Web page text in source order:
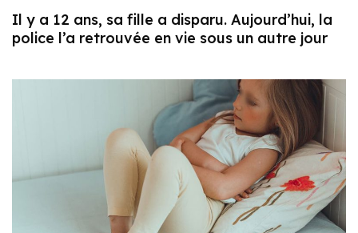
Il y a 12 ans, sa fille a disparu. Aujourd’hui, la
police l’a retrouvée en vie sous un autre jour